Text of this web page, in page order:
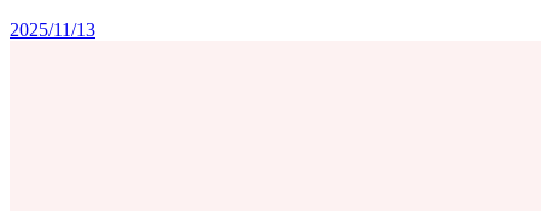
2025/11/13